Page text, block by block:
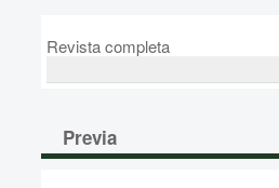
Revista completa
Previa